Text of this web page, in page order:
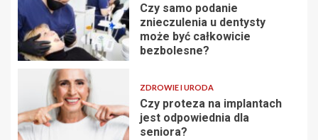
Czy samo podanie
znieczulenia u dentysty
może być całkowicie
bezbolesne?
ZDROWIE I URODA
Czy proteza na implantach
jest odpowiednia dla
seniora?